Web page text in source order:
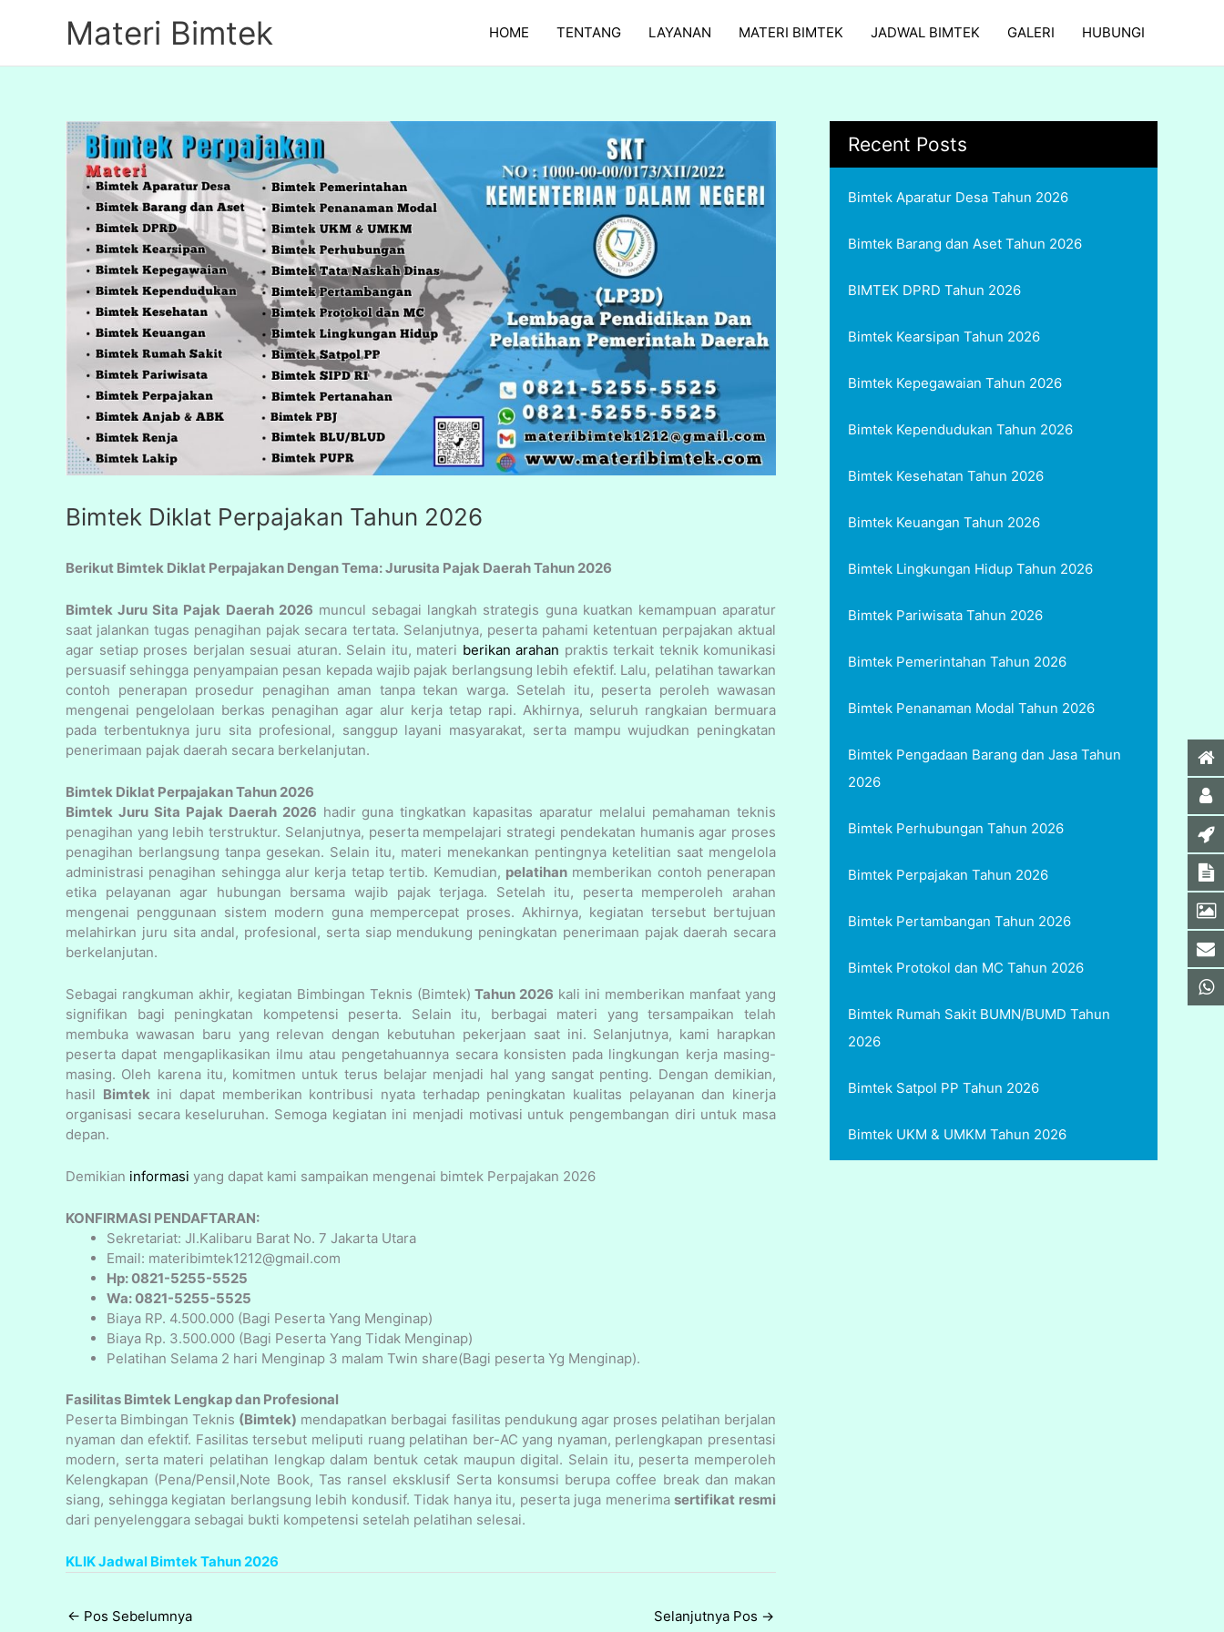
Materi Bimtek HOME TENTANG LAYANAN MATERI BIMTEK JADWAL BIMTEK GALERI HUBUNGI
Bimtek Diklat Perpajakan Tahun 2026
Berikut Bimtek Diklat Perpajakan Dengan Tema: Jurusita Pajak Daerah Tahun 2026
Bimtek Juru Sita Pajak Daerah 2026 muncul sebagai langkah strategis guna kuatkan kemampuan aparatur
saat jalankan tugas penagihan pajak secara tertata. Selanjutnya, peserta pahami ketentuan perpajakan aktual
agar setiap proses berjalan sesuai aturan. Selain itu, materi berikan arahan praktis terkait teknik komunikasi
persuasif sehingga penyampaian pesan kepada wajib pajak berlangsung lebih efektif. Lalu, pelatihan tawarkan
contoh penerapan prosedur penagihan aman tanpa tekan warga. Setelah itu, peserta peroleh wawasan
mengenai pengelolaan berkas penagihan agar alur kerja tetap rapi. Akhirnya, seluruh rangkaian bermuara
pada terbentuknya juru sita profesional, sanggup layani masyarakat, serta mampu wujudkan peningkatan
penerimaan pajak daerah secara berkelanjutan.
Bimtek Diklat Perpajakan Tahun 2026
Bimtek Juru Sita Pajak Daerah 2026 hadir guna tingkatkan kapasitas aparatur melalui pemahaman teknis
penagihan yang lebih terstruktur. Selanjutnya, peserta mempelajari strategi pendekatan humanis agar proses
penagihan berlangsung tanpa gesekan. Selain itu, materi menekankan pentingnya ketelitian saat mengelola
administrasi penagihan sehingga alur kerja tetap tertib. Kemudian, pelatihanmemberikan contoh penerapan
etika pelayanan agar hubungan bersama wajib pajak terjaga. Setelah itu, peserta memperoleh arahan
mengenai penggunaan sistem modern guna mempercepat proses. Akhirnya, kegiatan tersebut bertujuan
melahirkan juru sita andal, profesional, serta siap mendukung peningkatan penerimaan pajak daerah secara
berkelanjutan.
Sebagai rangkuman akhir, kegiatan Bimbingan Teknis (Bimtek)Tahun 2026 kali ini memberikan manfaat yang
signifikan bagi peningkatan kompetensi peserta. Selain itu, berbagai materi yang tersampaikan telah
membuka wawasan baru yang relevan dengan kebutuhan pekerjaan saat ini. Selanjutnya, kami harapkan
peserta dapat mengaplikasikan ilmu atau pengetahuannya secara konsisten pada lingkungan kerja masing-
masing. Oleh karena itu, komitmen untuk terus belajar menjadi hal yang sangat penting. Dengan demikian,
hasil Bimtekini dapat memberikan kontribusi nyata terhadap peningkatan kualitas pelayanan dan kinerja
organisasi secara keseluruhan. Semoga kegiatan ini menjadi motivasi untuk pengembangan diri untuk masa
depan.
Demikian informasi yang dapat kami sampaikan mengenai bimtek Perpajakan 2026
KONFIRMASI PENDAFTARAN:
Sekretariat: Jl.Kalibaru Barat No. 7 Jakarta Utara
Email: materibimtek1212@gmail.com
Hp: 0821-5255-5525
Wa: 0821-5255-5525
Biaya RP. 4.500.000 (Bagi Peserta Yang Menginap)
Biaya Rp. 3.500.000 (Bagi Peserta Yang Tidak Menginap)
Pelatihan Selama 2 hari Menginap 3 malam Twin share(Bagi peserta Yg Menginap).
Fasilitas Bimtek Lengkap dan Profesional
Peserta Bimbingan Teknis (Bimtek) mendapatkan berbagai fasilitas pendukung agar proses pelatihan berjalan
nyaman dan efektif. Fasilitas tersebut meliputi ruang pelatihan ber-AC yang nyaman, perlengkapan presentasi
modern, serta materi pelatihan lengkap dalam bentuk cetak maupun digital. Selain itu, peserta memperoleh
Kelengkapan (Pena/Pensil,Note Book, Tas ransel eksklusif Serta konsumsi berupa coffee break dan makan
siang, sehingga kegiatan berlangsung lebih kondusif. Tidak hanya itu, peserta juga menerimasertifikat resmi
dari penyelenggara sebagai bukti kompetensi setelah pelatihan selesai.
KLIK Jadwal Bimtek Tahun 2026
← Pos Sebelumnya Selanjutnya Pos →
Recent Posts
Bimtek Aparatur Desa Tahun 2026
Bimtek Barang dan Aset Tahun 2026
BIMTEK DPRD Tahun 2026
Bimtek Kearsipan Tahun 2026
Bimtek Kepegawaian Tahun 2026
Bimtek Kependudukan Tahun 2026
Bimtek Kesehatan Tahun 2026
Bimtek Keuangan Tahun 2026
Bimtek Lingkungan Hidup Tahun 2026
Bimtek Pariwisata Tahun 2026
Bimtek Pemerintahan Tahun 2026
Bimtek Penanaman Modal Tahun 2026
Bimtek Pengadaan Barang dan Jasa Tahun
2026
Bimtek Perhubungan Tahun 2026
Bimtek Perpajakan Tahun 2026
Bimtek Pertambangan Tahun 2026
Bimtek Protokol dan MC Tahun 2026
Bimtek Rumah Sakit BUMN/BUMD Tahun
2026
Bimtek Satpol PP Tahun 2026
Bimtek UKM & UMKM Tahun 2026